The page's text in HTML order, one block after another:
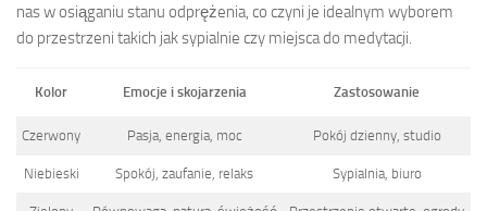
nas w osiąganiu stanu odprężenia, co czyni je idealnym wyborem
do przestrzeni takich jak sypialnie czy miejsca do medytacji.
Kolor Emocje i skojarzenia Zastosowanie
Czerwony Pasja, energia, moc Pokój dzienny, studio
Niebieski Spokój, zaufanie, relaks Sypialnia, biuro